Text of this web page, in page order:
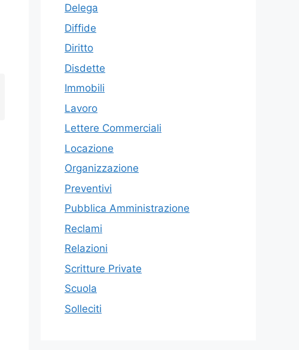
Delega
Diffide
Diritto
Disdette
Immobili
Lavoro
Lettere Commerciali
Locazione
Organizzazione
Preventivi
Pubblica Amministrazione
Reclami
Relazioni
Scritture Private
Scuola
Solleciti